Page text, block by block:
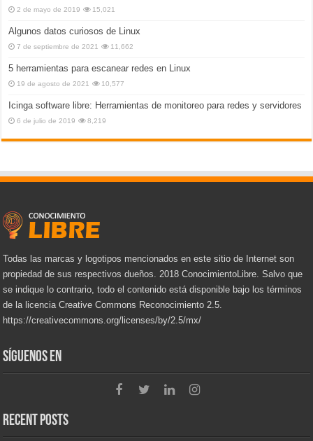
2 de mayo de 2019 15,021
Algunos datos curiosos de Linux
7 de septiembre de 2021 11,662
5 herramientas para escanear redes en Linux
19 de agosto de 2021 10,577
Icinga software libre: Herramientas de monitoreo para redes y servidores
6 de julio de 2019 8,219
Todas las marcas y logotipos mencionados en este sitio de Internet son
propiedad de sus respectivos dueños. 2018 ConocimientoLibre. Salvo que
se indique lo contrario, todo el contenido está disponible bajo los términos
de la licencia Creative Commons Reconocimiento 2.5.
https://creativecommons.org/licenses/by/2.5/mx/
Síguenos en
Recent Posts